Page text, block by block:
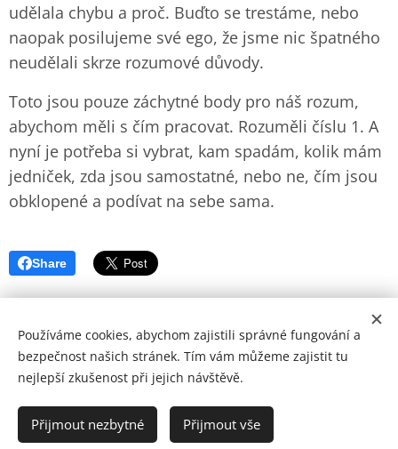
udělala chybu a proč. Buďto se trestáme, nebo
naopak posilujeme své ego, že jsme nic špatného
neudělali skrze rozumové důvody.
Toto jsou pouze záchytné body pro náš rozum,
abychom měli s čím pracovat. Rozuměli číslu 1. A
nyní je potřeba si vybrat, kam spadám, kolik mám
jedniček, zda jsou samostatné, nebo ne, čím jsou
obklopené a podívat na sebe sama.
Share
© Copyright by Zohran 2024 | Všechna práva vyhrazena.
Používáme cookies, abychom zajistili správné fungování a
bezpečnost našich stránek. Tím vám můžeme zajistit tu
nejlepší zkušenost při jejich návštěvě.
Přijmout nezbytné Přijmout vše